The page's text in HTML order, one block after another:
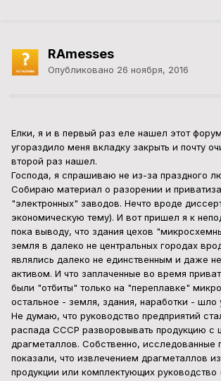
RAmesses
Опубликовано 26 ноября, 2016
Елки, я и в первый раз еле нашел этот
угораздило меня вкладку закрыть и почту
второй раз нашел.
Господа, я спрашиваю не из-за праздного
Собираю материал о разорении и
"электронных" заводов. Нечто вроде
экономическую тему). И вот пришел я к
пока выводу, что здания цехов
земля в далеко не центральных городах
являлись далеко не единственным и даже
активом. И что заплаченные во время
были "отбиты" только на "переплавке"
остальное - земля, здания, наработки - шло
Не думаю, что руководство предприятий
распада СССР разворовывать продукцию с
драгметаллов. Собственно, исследованные
показали, что извлечением драгметаллов
продукции или комплектующих руководство